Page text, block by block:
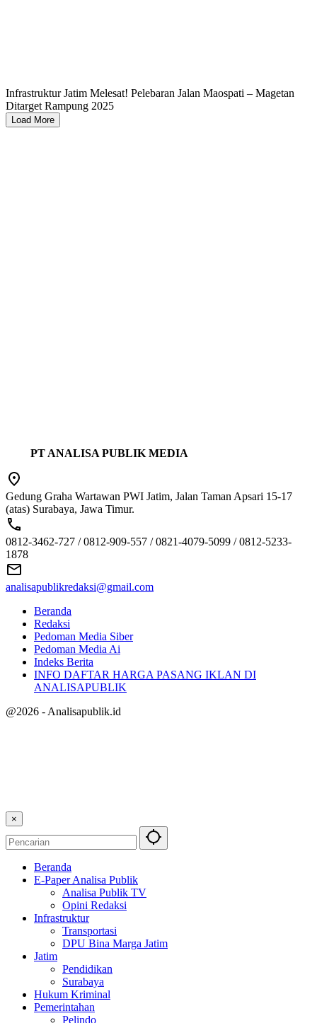
Infrastruktur Jatim Melesat! Pelebaran Jalan Maospati – Magetan
Ditarget Rampung 2025
Load More
PT ANALISA PUBLIK MEDIA
Gedung Graha Wartawan PWI Jatim, Jalan Taman Apsari 15-17
(atas) Surabaya, Jawa Timur.
0812-3462-727 / 0812-909-557 / 0821-4079-5099 / 0812-5233-
1878
analisapublikredaksi@gmail.com
Beranda
Redaksi
Pedoman Media Siber
Pedoman Media Ai
Indeks Berita
INFO DAFTAR HARGA PASANG IKLAN DI
ANALISAPUBLIK
@2026 - Analisapublik.id
×
Beranda
E-Paper Analisa Publik
Analisa Publik TV
Opini Redaksi
Infrastruktur
Transportasi
DPU Bina Marga Jatim
Jatim
Pendidikan
Surabaya
Hukum Kriminal
Pemerintahan
Pelindo